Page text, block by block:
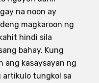
na noon ay
magkaroon ng
hindi sila
bahay. Kung
ang kasaysayan ng
artikulo tungkol sa